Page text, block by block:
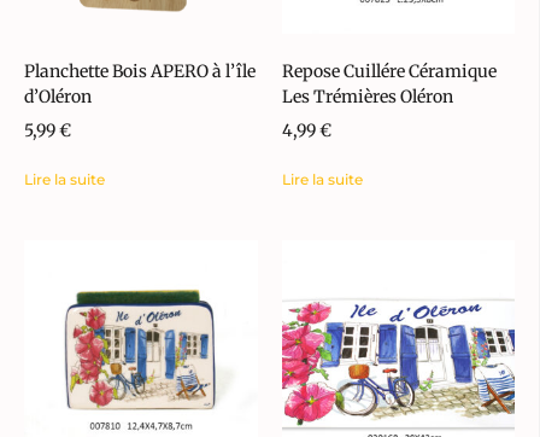
Planchette Bois APERO à l’île
d’Oléron
5,99€
Lire la suite
Repose Cuillére Céramique
Les Trémières Oléron
4,99€
Lire la suite